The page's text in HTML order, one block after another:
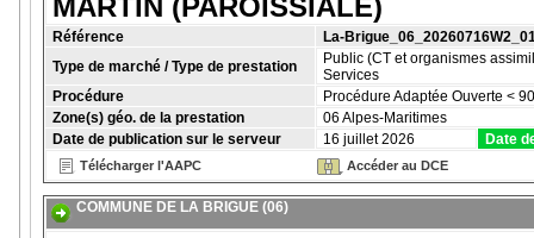
MARTIN (PAROISSIALE)
Référence
La-
Type de marché / Type de prestation
Public (CT et organismes
Services
Procédure
Procédure Adaptée Ouverte <
Zone(s) géo. de la prestation
06 Alpes-Maritimes
Date de publication sur le serveur
16 juillet 2026 Date
Télécharger l'AAPC Accéder au DCE
COMMUNE DE LA BRIGUE (06)